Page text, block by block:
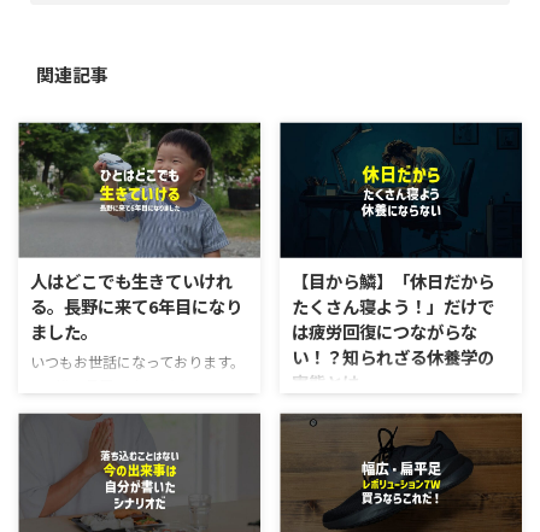
関連記事
人はどこでも生きていけれ
る。長野に来て6年目になり
ました。
いつもお世話になっております。
て、お店を開いて6年目となりま
した。この5年間めちゃくちゃ早
かったです。つい先日、引っ越し
てきたのではないかと言うぐらい
充実した日々を送れているのかと
【目から鱗】「休日だから
たくさん寝よう！」だけで
は疲労回復につながらな
い！？知られざる休養学の
実態とは
明日は休みだ！今週の仕事はすご
く疲れたから、たっぷり寝て、疲
労を回復しよう！という方はめち
ゃくちゃ多いのではないでしょう
か？ 僕もずっとこのような考え